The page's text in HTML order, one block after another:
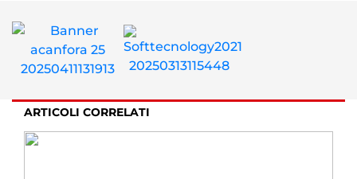
ARTICOLI CORRELATI